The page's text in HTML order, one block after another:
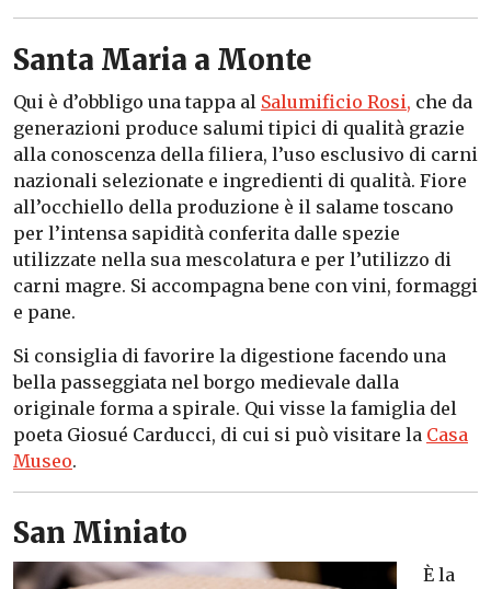
Santa Maria a Monte
Qui è d’obbligo una tappa al Salumificio Rosi, che da
generazioni produce salumi tipici di qualità grazie
alla conoscenza della filiera, l’uso esclusivo di carni
nazionali selezionate e ingredienti di qualità. Fiore
all’occhiello della produzione è il salame toscano
per l’intensa sapidità conferita dalle spezie
utilizzate nella sua mescolatura e per l’utilizzo di
carni magre. Si accompagna bene con vini, formaggi
e pane.
Si consiglia di favorire la digestione facendo una
bella passeggiata nel borgo medievale dalla
originale forma a spirale. Qui visse la famiglia del
poeta Giosué Carducci, di cui si può visitare la Casa
Museo.
San Miniato
È la